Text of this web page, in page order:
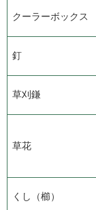
クーラーボックス
釘
草刈鎌
草花
くし（櫛）